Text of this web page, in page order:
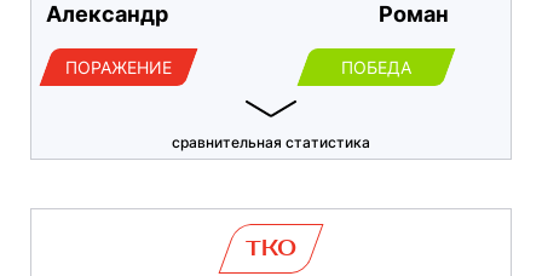
Александр
ПОРАЖЕНИЕ
Роман
ПОБЕДА
сравнительная статистика
TKO